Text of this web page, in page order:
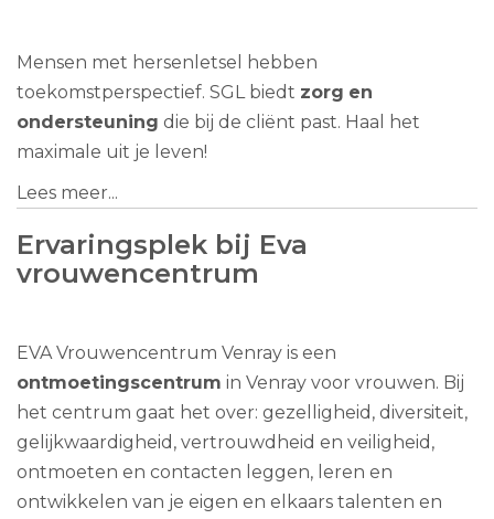
Mensen met hersenletsel hebben
toekomstperspectief. SGL biedt zorg en
ondersteuning die bij de cliënt past. Haal het
maximale uit je leven!
Lees meer...
Ervaringsplek bij Eva
vrouwencentrum
EVA Vrouwencentrum Venray is een
ontmoetingscentrum in Venray voor vrouwen. Bij
het centrum gaat het over: gezelligheid, diversiteit,
gelijkwaardigheid, vertrouwdheid en veiligheid,
ontmoeten en contacten leggen, leren en
ontwikkelen van je eigen en elkaars talenten en